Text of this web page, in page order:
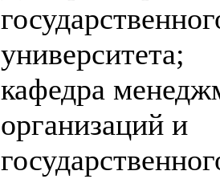
университета;
кафедра
организаций и